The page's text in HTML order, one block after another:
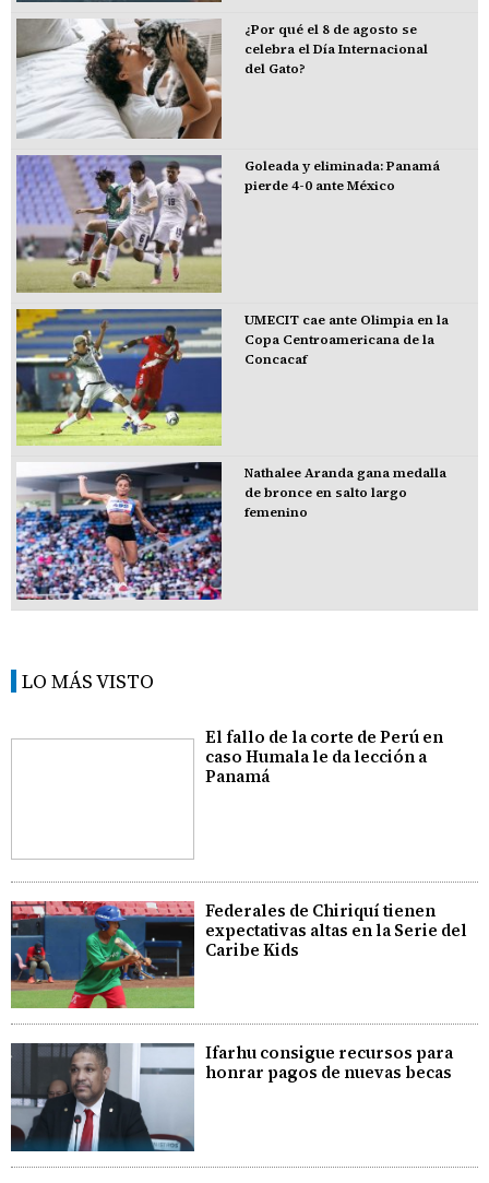
¿Por qué el 8 de agosto se
celebra el Día Internacional
del Gato?
Goleada y eliminada: Panamá
pierde 4-0 ante México
UMECIT cae ante Olimpia en la
Copa Centroamericana de la
Concacaf
Nathalee Aranda gana medalla
de bronce en salto largo
femenino
LO MÁS VISTO
El fallo de la corte de Perú en
caso Humala le da lección a
Panamá
Federales de Chiriquí tienen
expectativas altas en la Serie del
Caribe Kids
Ifarhu consigue recursos para
honrar pagos de nuevas becas